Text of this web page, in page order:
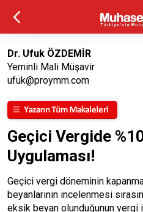
Dr. Ufuk ÖZDEMİR
Yeminli Mali Müşavir
ufuk@proymm.com
Geçici Vergide
Uygulaması!
Geçici vergi döneminin
beyanlarının incelenmesi
eksik beyan olunduğunun vergi